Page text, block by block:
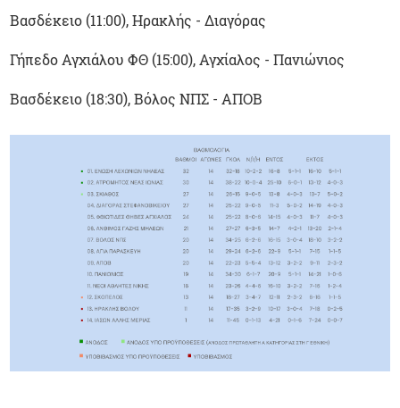
Βασδέκειο (11:00), Ηρακλής - Διαγόρας
Γήπεδο Αγχιάλου ΦΘ (15:00), Αγχίαλος - Πανιώνιος
Βασδέκειο (18:30), Βόλος ΝΠΣ - ΑΠΟΒ